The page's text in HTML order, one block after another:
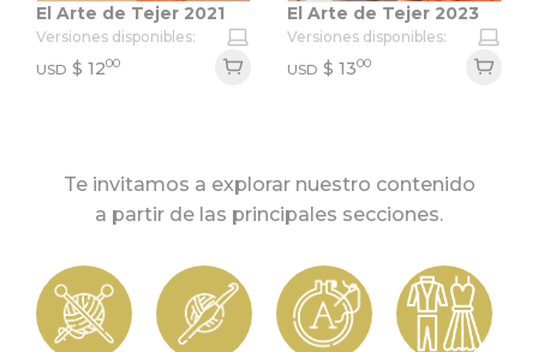
El Arte de Tejer 2021
Versiones disponibles:
USD $ 1200
El Arte de Tejer 2023
Versiones disponibles:
USD $ 1300
Te invitamos a explorar nuestro contenido
a partir de las principales secciones.